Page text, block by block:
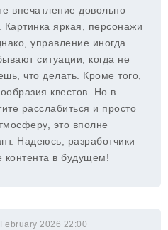
впечатление довольно
Картинка яркая, персонажи
управление иногда
ситуации, когда не
что делать. Кроме того,
квестов. Но в
расслабиться и просто
это вполне
Надеюсь, разработчики
контента в будущем!
2026 22:00